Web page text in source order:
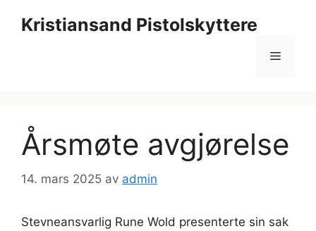
Kristiansand Pistolskyttere
Meny
Årsmøte avgjørelse
14. mars 2025 av admin
Stevneansvarlig Rune Wold presenterte sin sak